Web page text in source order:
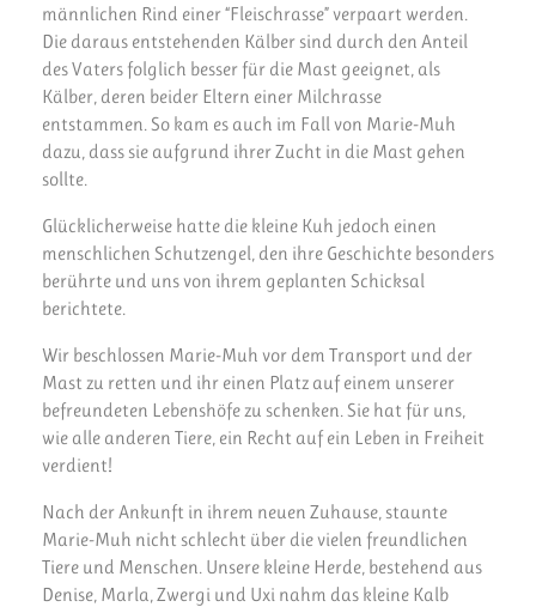
männlichen Rind einer “Fleischrasse” verpaart werden.
Die daraus entstehenden Kälber sind durch den Anteil
des Vaters folglich besser für die Mast geeignet, als
Kälber, deren beider Eltern einer Milchrasse
entstammen. So kam es auch im Fall von Marie-Muh
dazu, dass sie aufgrund ihrer Zucht in die Mast gehen
sollte.
Glücklicherweise hatte die kleine Kuh jedoch einen
menschlichen Schutzengel, den ihre Geschichte besonders
berührte und uns von ihrem geplanten Schicksal
berichtete.
Wir beschlossen Marie-Muh vor dem Transport und der
Mast zu retten und ihr einen Platz auf einem unserer
befreundeten Lebenshöfe zu schenken. Sie hat für uns,
wie alle anderen Tiere, ein Recht auf ein Leben in Freiheit
verdient!
Nach der Ankunft in ihrem neuen Zuhause, staunte
Marie-Muh nicht schlecht über die vielen freundlichen
Tiere und Menschen. Unsere kleine Herde, bestehend aus
Denise, Marla, Zwergi und Uxi nahm das kleine Kalb